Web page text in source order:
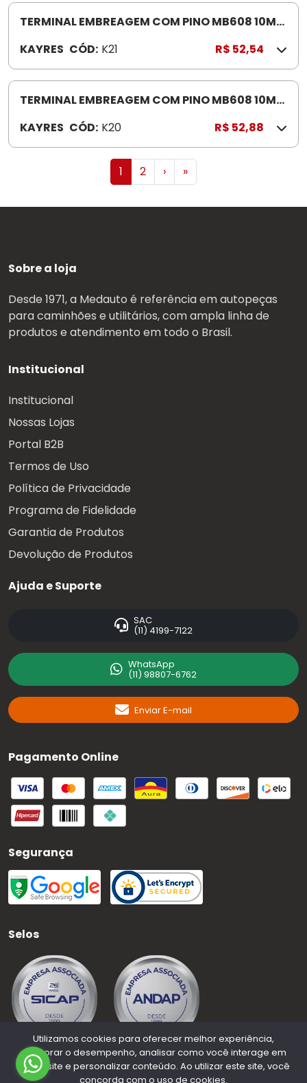
TERMINAL EMBREAGEM COM PINO MB608 10MM
KAYRES CÓD: K21 R$ 52,54
TERMINAL EMBREAGEM COM PINO MB608 10MM
KAYRES CÓD: K20 R$ 52,88
1 2 › »
Sobre a loja
Desde 1971, a Medauto é referência em autopeças
para caminhões e utilitários, com ampla linha de
produtos e atendimento em todo o Brasil.
Institucional
Institucional
Nossas Lojas
Portal B2B
Termos de Uso
Política de Privacidade
Programa de Fidelidade
Garantia de Produtos
Devolução de Produtos
Ajuda e Suporte
SAC
(11) 4199-7122
WhatsApp
(11) 98807-6762
Enviar E-mail
Pagamento Online
Segurança
Selos
Utilizamos cookies para oferecer melhor experiência,
melhorar o desempenho, analisar como você interage em
nosso site e personalizar conteúdo. Ao utilizar este site, você
concorda com o uso de cookies.